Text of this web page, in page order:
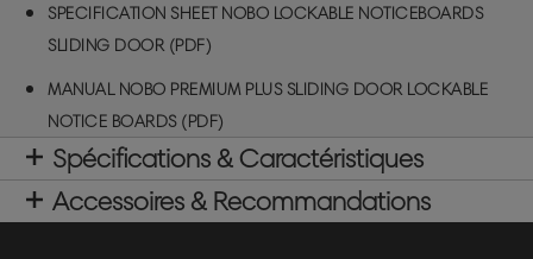
SPECIFICATION SHEET NOBO LOCKABLE NOTICEBOARDS
SLIDING DOOR (PDF)
MANUAL NOBO PREMIUM PLUS SLIDING DOOR LOCKABLE
NOTICE BOARDS (PDF)
Spécifications & Caractéristiques
Accessoires & Recommandations